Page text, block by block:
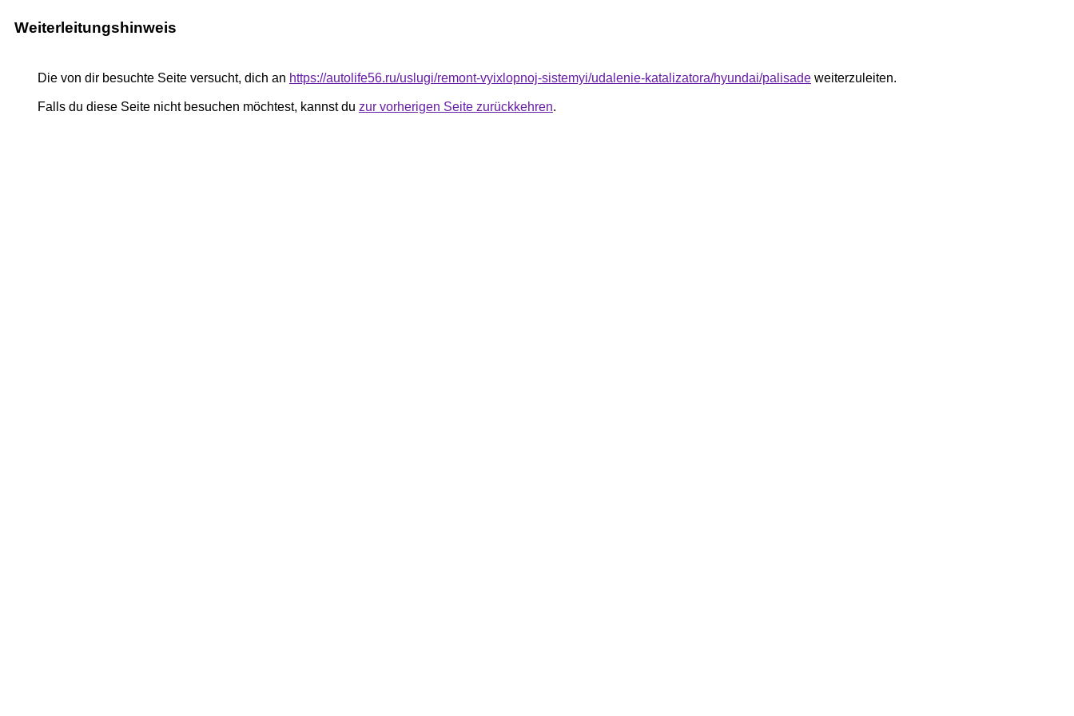
Weiterleitungshinweis
Die von dir besuchte Seite versucht, dich an https://autolife56.ru/uslugi/remont-vyixlopnoj-sistemyi/udalenie-katalizatora/hyundai/palisade weiterzuleiten.
Falls du diese Seite nicht besuchen möchtest, kannst du zur vorherigen Seite zurückkehren.